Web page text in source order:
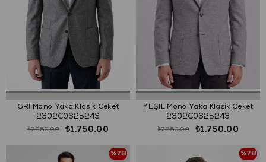
GRİ Mono Yaka Klasik Ceket
2302C0625243
₺1.750,00
₺7.950,00
YEŞİL Mono Yaka Klasik Ceket
2302C0625243
₺1.750,00
₺7.950,00
%78 %78